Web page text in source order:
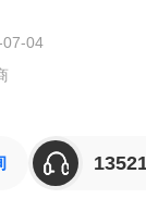
控设备配件
工控机电设备、仪
07-04